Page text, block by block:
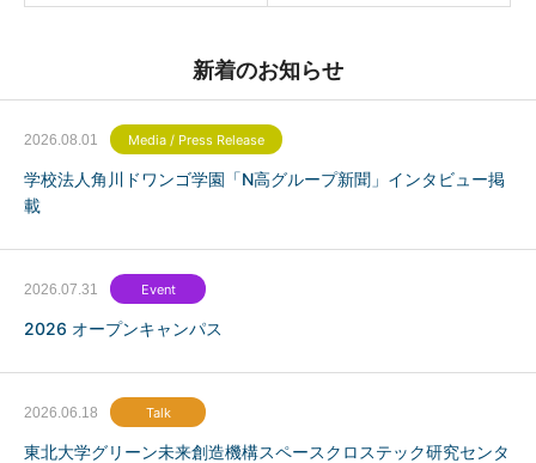
新着のお知らせ
2026.08.01 Media / Press Release
学校法人角川ドワンゴ学園「N高グループ新聞」インタビュー掲
載
2026.07.31 Event
2026 オープンキャンパス
2026.06.18 Talk
東北大学グリーン未来創造機構スペースクロステック研究センタ